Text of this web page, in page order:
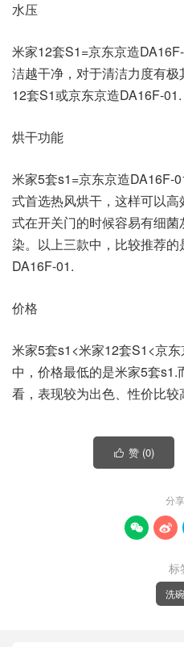
水压
米家12套S1=京东京造
洁越干净，对于清洁力度有
12套S1或京东京造DA16F-01.
烘干功能
米家5套s1=京东京造DA16F-
式首选热风烘干，这样可以
式在开关门的时候容易有细
染。以上三款中，比较推荐
DA16F-01.
价格
米家5套s1<米家12套S1<京
中，价格最低的是米家5套
看，表现较为出色、性价比
 赞 (0)
分
 
标
洗